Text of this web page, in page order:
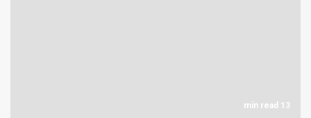
13 min read